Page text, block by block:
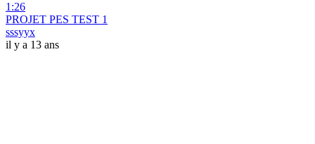
1:26
PROJET PES TEST 1
sssyyx
il y a 13 ans